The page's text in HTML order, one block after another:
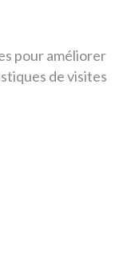
pour améliorer
de visites